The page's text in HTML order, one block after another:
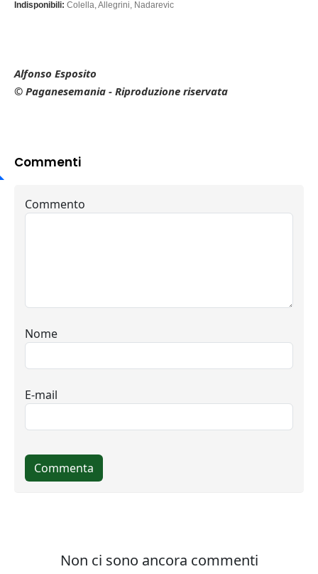
Indisponibili: Colella, Allegrini, Nadarevic
Alfonso Esposito
© Paganesemania - Riproduzione riservata
Commenti